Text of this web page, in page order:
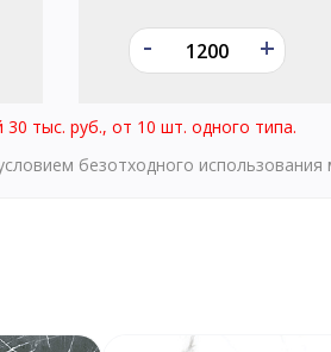
- +
тыс. руб., от 10 шт. одного типа.
безотходного